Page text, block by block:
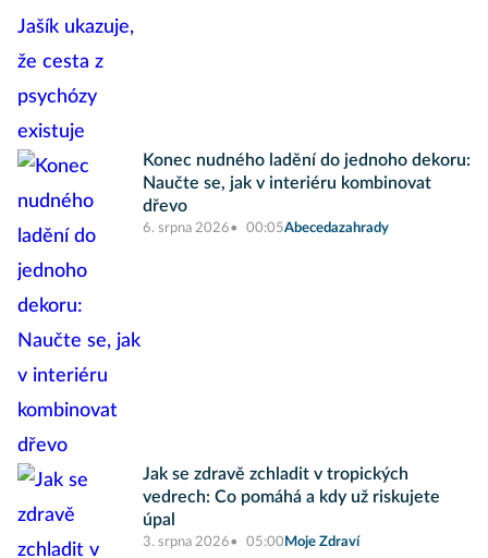
Konec nudného ladění do jednoho dekoru:
Naučte se, jak v interiéru kombinovat
dřevo
6. srpna 2026 00:05Abecedazahrady
Jak se zdravě zchladit v tropických
vedrech: Co pomáhá a kdy už riskujete
úpal
3. srpna 2026 05:00 Moje Zdraví